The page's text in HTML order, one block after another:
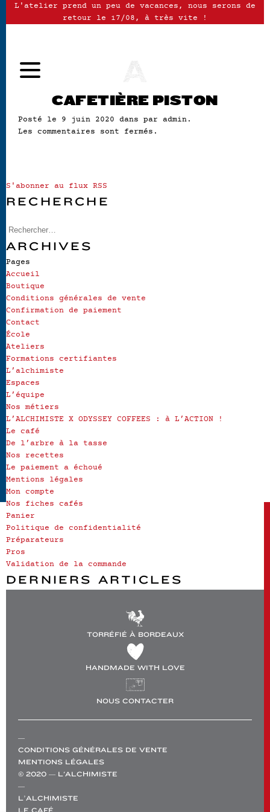
L'atelier prend un peu de vacances, nous serons de
retour le 17/08, à très vite !
CAFETIÈRE PISTON
Posté le 9 juin 2020 dans par admin.
Les commentaires sont fermés.
S'abonner au flux RSS
RECHERCHE
ARCHIVES
Pages
Accueil
Boutique
Conditions générales de vente
Confirmation de paiement
Contact
École
Ateliers
Formations certifiantes
L’alchimiste
Espaces
L’équipe
Nos métiers
L’ALCHIMISTE X ODYSSEY COFFEES : à L’ACTION !
Le café
De l’arbre à la tasse
Nos recettes
Le paiement a échoué
Mentions légales
Mon compte
Nos fiches cafés
Panier
Politique de confidentialité
Préparateurs
Pros
Validation de la commande
DERNIERS ARTICLES
TORRÉFIÉ À BORDEAUX
HANDMADE WITH LOVE
NOUS CONTACTER
—
CONDITIONS GÉNÉRALES DE VENTE
MENTIONS LÉGALES
© 2020 — L'ALCHIMISTE
—
L’ALCHIMISTE